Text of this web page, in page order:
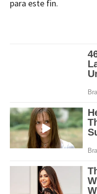
para este fin.